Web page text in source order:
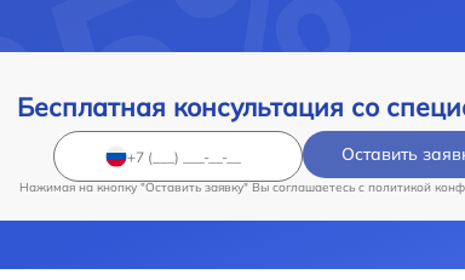
Бесплатная консультация со
Оставить
Нажимая на кнопку "Оставить заявку" Вы соглашаетесь c политикой